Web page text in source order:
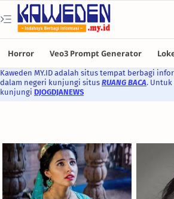
Kaweden MY.ID adalah situs tempat berbagi
dalam negeri kunjungi situs RUANG BACA.
kunjungi DJOGDJANEWS